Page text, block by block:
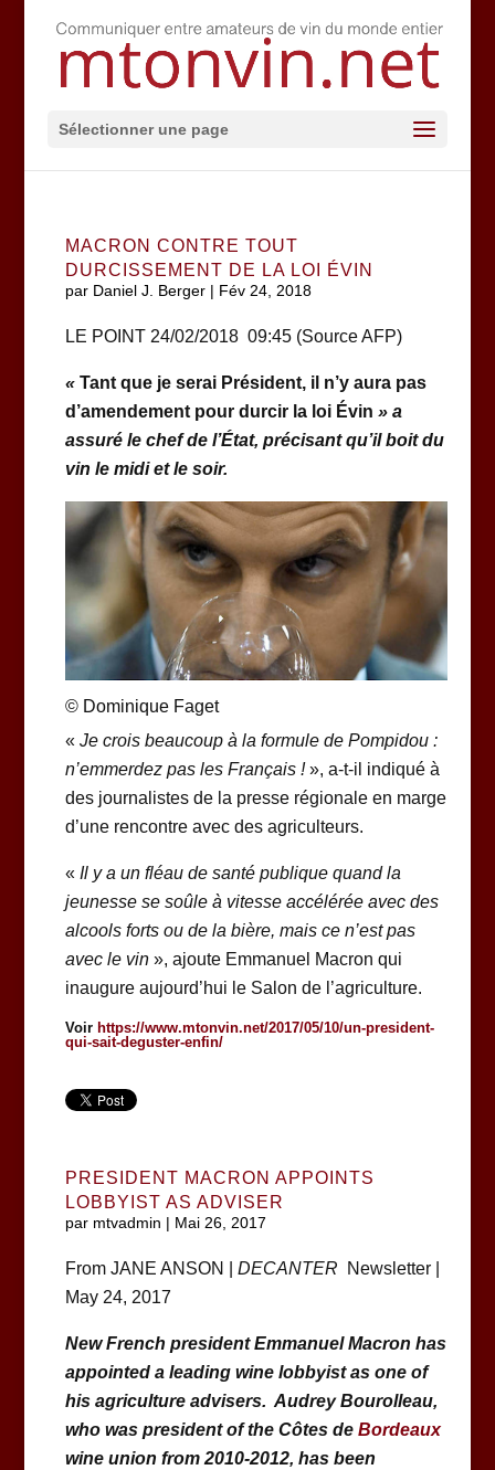
Sélectionner une page
MACRON CONTRE TOUT
DURCISSEMENT DE LA LOI ÉVIN
par Daniel J. Berger| Fév 24, 2018
LE POINT 24/02/2018 09:45 (Source AFP)
« Tant que je serai Président, il n’y aura pas
d’amendement pour durcir la loi Évin » a
assuré le chef de l’État, précisant qu’il boit du
vin le midi et le soir.
© Dominique Faget
« Je crois beaucoup à la formule de Pompidou :
n’emmerdez pas les Français !», a-t-il indiqué à
des journalistes de la presse régionale en marge
d’une rencontre avec des agriculteurs.
« Il y a un fléau de santé publique quand la
jeunesse se soûle à vitesse accélérée avec des
alcools forts ou de la bière, mais ce n’est pas
avec le vin», ajoute Emmanuel Macron qui
inaugure aujourd’hui le Salon de l’agriculture.
Voir https://www.mtonvin.net/2017/05/10/un-president-
qui-sait-deguster-enfin/
PRESIDENT MACRON APPOINTS
LOBBYIST AS ADVISER
par mtvadmin | Mai 26, 2017
From JANE ANSON | DECANTER Newsletter |
May 24, 2017
New French president Emmanuel Macron has
appointed a leading wine lobbyist as one of
his agriculture advisers. Audrey Bourolleau,
who was president of the Côtes de Bordeaux
wine union from 2010-2012, has been